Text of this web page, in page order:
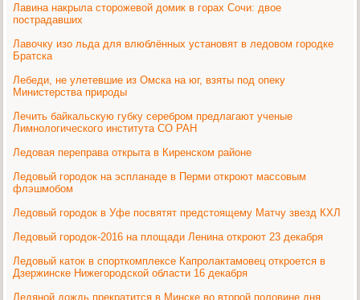
Лавина накрыла сторожевой домик в горах Сочи: двое
пострадавших
Лавочку изо льда для влюблённых установят в ледовом городке
Братска
Лебеди, не улетевшие из Омска на юг, взяты под опеку
Министерства природы
Лечить байкальскую губку серебром предлагают ученые
Лимнологического института СО РАН
Ледовая переправа открыта в Киренском районе
Ледовый городок на эспланаде в Перми откроют массовым
флэшмобом
Ледовый городок в Уфе посвятят предстоящему Матчу звезд КХЛ
Ледовый городок-2016 на площади Ленина откроют 23 декабря
Ледовый каток в спорткомплексе Капролактамовец откроется в
Дзержинске Нижегородской области 16 декабря
Ледяной дождь прекратится в Минске во второй половине дня